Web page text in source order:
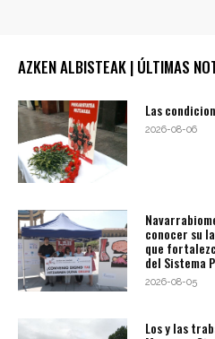
AZKEN ALBISTEAK | ÚLTIMAS
Las
2026-08-06
conocer su
que
del Sistema
2026-08-05
Los y las